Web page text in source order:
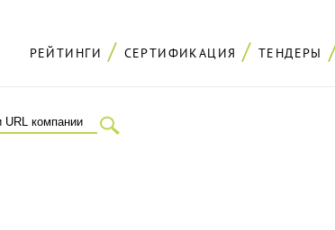
РЕЙТИНГИ СЕРТИФИКАЦИЯ ТЕНДЕРЫ